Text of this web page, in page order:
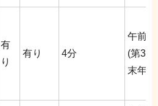
有
り
有り 4分
午前8
(第3
末年